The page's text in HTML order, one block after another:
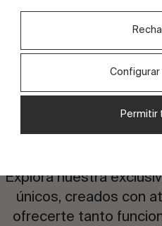
Explora nuestra
únicos, creados con
ofrecerte tanto
Configurar
Permitir